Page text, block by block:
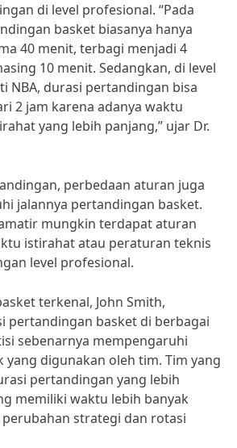
di level profesional. “Pada
basket biasanya hanya
40 menit, terbagi menjadi 4
10 menit. Sedangkan, di level
NBA, durasi pertandingan bisa
2 jam karena adanya waktu
yang lebih panjang,” ujar Dr.
perbedaan aturan juga
jalannya pertandingan basket.
mungkin terdapat aturan
istirahat atau peraturan teknis
level profesional.
terkenal, John Smith,
pertandingan basket di berbagai
sebenarnya mempengaruhi
digunakan oleh tim. Tim yang
pertandingan yang lebih
memiliki waktu lebih banyak
strategi dan rotasi